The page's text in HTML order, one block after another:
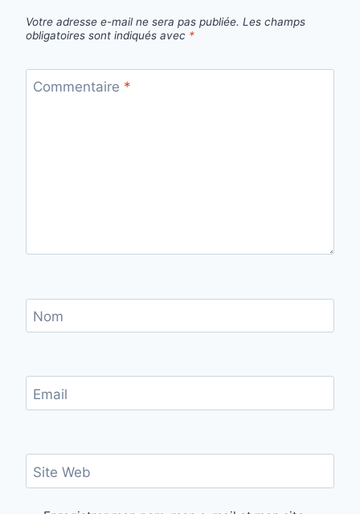
Votre adresse e-mail ne sera pas publiée. Les champs
obligatoires sont indiqués avec *
Commentaire *
Nom
Email
Site Web